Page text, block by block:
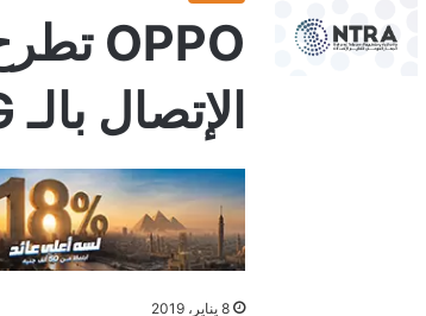
الإتصال بالـ 5G
8 يناير، 2019